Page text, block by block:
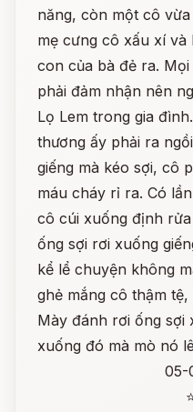
năng, còn một cô
mẹ cưng cô xấu xí
con của bà đẻ ra.
phải đảm nhận nên
Lọ Lem trong gia
thương ấy phải ra
giếng mà kéo sợi, cô
máu cháy rỉ ra. Có
cô cúi xuống định
ống sợi rơi xuống
kể lể chuyện không
ghẻ mắng cô thậm
Mày đánh rơi ống sợi
xuống đó mà mò nó
05-